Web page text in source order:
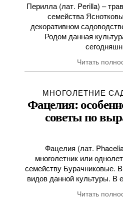
Перилла (лат. Perilla) –
семейства
декоративном
Родом данная
Читать
МНОГОЛЕТНИЕ
Фацелия:
советы по
Фацелия (лат.
многолетник или
семейству Бурачниковые.
видов данной культуры. В
Читать